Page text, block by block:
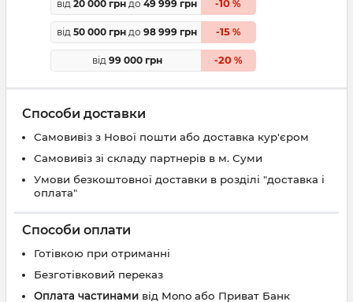
від 20 000 грн до 49 999 грн -10 %
від 50 000 грн до 98 999 грн -15%
від 99 000 грн -20%
Способи доставки
Самовивіз з Нової пошти або доставка кур'єром
Самовивіз зі складу партнерів в м. Суми
Умови безкоштовної доставки в розділі "доставка і
оплата"
Способи оплати
Готівкою при отриманні
Безготівковий переказ
Оплата частинами від Mono або Приват Банк